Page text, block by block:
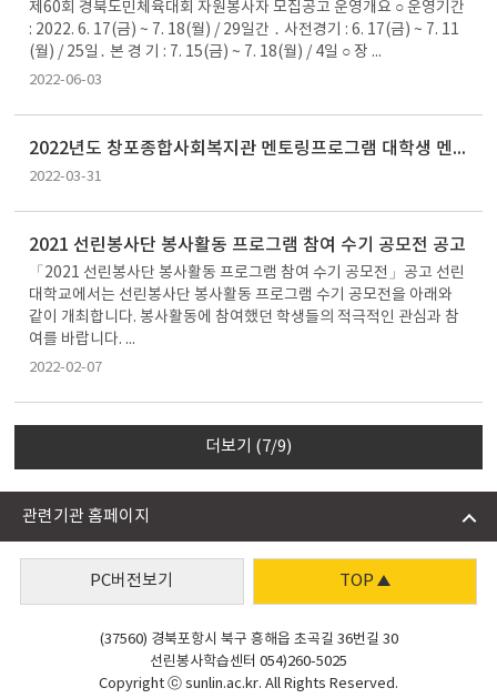
제60회 경북도민체육대회 자원봉사자 모집공고 운영개요 ○ 운영기간
: 2022. 6. 17(금) ~ 7. 18(월) / 29일간 ․ 사전경기 : 6. 17(금) ~ 7. 11
(월) / 25일․ 본 경 기 : 7. 15(금) ~ 7. 18(월) / 4일 ○ 장 ...
2022-06-03
2022년도 창포종합사회복지관 멘토링프로그램 대학생 멘토 모집 안내
2022-03-31
2021 선린봉사단 봉사활동 프로그램 참여 수기 공모전 공고
「2021 선린봉사단 봉사활동 프로그램 참여 수기 공모전」공고 선린
대학교에서는 선린봉사단 봉사활동 프로그램 수기 공모전을 아래와
같이 개최합니다. 봉사활동에 참여했던 학생들의 적극적인 관심과 참
여를 바랍니다. ...
2022-02-07
더보기 (7/9)
관련기관 홈페이지
PC버전보기 TOP
(37560) 경북포항시 북구 흥해읍 초곡길 36번길 30
선린봉사학습센터 054)260-5025
Copyright ⓒ sunlin.ac.kr. All Rights Reserved.